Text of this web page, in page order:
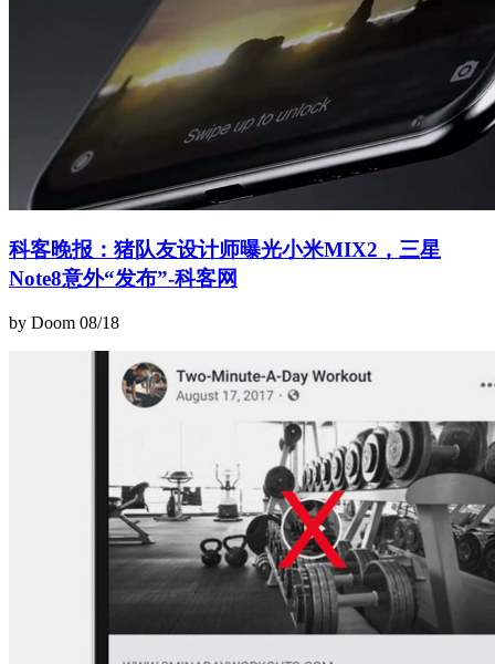
科客晚报：猪队友设计师曝光小米MIX2，三星
Note8意外“发布”-科客网
by Doom 08/18